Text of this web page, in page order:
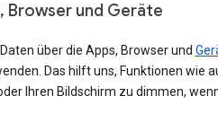
Browser und Geräte
über die Apps, Browser und
Das hilft uns, Funktionen wie
Ihren Bildschirm zu dimmen,